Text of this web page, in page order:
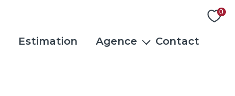
0
Estimation Agence Contact